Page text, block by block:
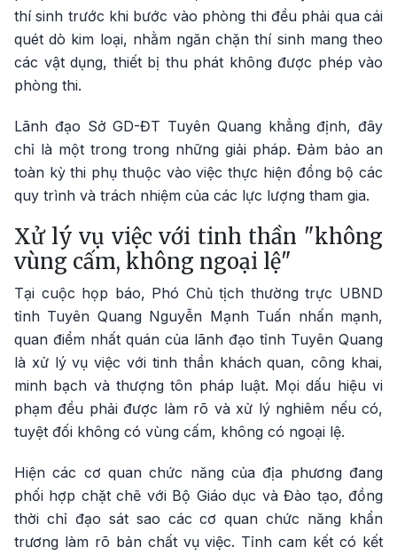
thí sinh trước khi bước vào phòng thi đều phải qua cái
quét dò kim loại, nhằm ngăn chặn thí sinh mang theo
các vật dụng, thiết bị thu phát không được phép vào
phòng thi.
Lãnh đạo Sở GD-ĐT Tuyên Quang khẳng định, đây
chỉ là một trong trong những giải pháp. Đảm bảo an
toàn kỳ thi phụ thuộc vào việc thực hiện đồng bộ các
quy trình và trách nhiệm của các lực lượng tham gia.
Xử lý vụ việc với tinh thần "không
vùng cấm, không ngoại lệ"
Tại cuộc họp báo, Phó Chủ tịch thường trực UBND
tỉnh Tuyên Quang Nguyễn Mạnh Tuấn nhấn mạnh,
quan điểm nhất quán của lãnh đạo tỉnh Tuyên Quang
là xử lý vụ việc với tinh thần khách quan, công khai,
minh bạch và thượng tôn pháp luật. Mọi dấu hiệu vi
phạm đều phải được làm rõ và xử lý nghiêm nếu có,
tuyệt đối không có vùng cấm, không có ngoại lệ.
Hiện các cơ quan chức năng của địa phương đang
phối hợp chặt chẽ với Bộ Giáo dục và Đào tạo, đồng
thời chỉ đạo sát sao các cơ quan chức năng khẩn
trương làm rõ bản chất vụ việc. Tỉnh cam kết có kết